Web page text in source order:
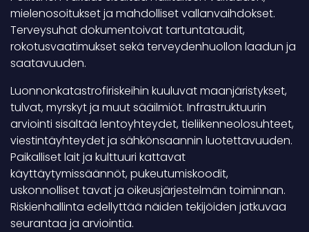
mielenosoitukset ja mahdolliset vallanvaihdokset.
Terveysuhat dokumentoivat tartuntataudit,
rokotusvaatimukset sekä terveydenhuollon laadun ja
saatavuuden.
Luonnonkatastrofiriskeihin kuuluvat maanjäristykset,
tulvat, myrskyt ja muut sääilmiöt. Infrastruktuurin
arviointi sisältää lentoyhteydet, tieliikenneolosuhteet,
viestintäyhteydet ja sähkönsaannin luotettavuuden.
Paikalliset lait ja kulttuuri kattavat
käyttäytymissäännöt, pukeutumiskoodit,
uskonnolliset tavat ja oikeusjärjestelmän toiminnan.
Riskienhallinta edellyttää näiden tekijöiden jatkuvaa
seurantaa ja arviointia.